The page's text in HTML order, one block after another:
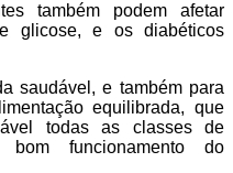
também podem afetar
glicose, e os diabéticos
saudável, e também para
equilibrada, que
todas as classes de
bom funcionamento do